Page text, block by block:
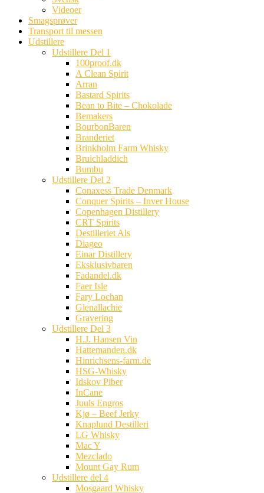
Videoer
Smagsprøver
Transport til messen
Udstillere
Udstillere Del 1
100proof.dk
A Clean Spirit
Arran
Bastard Spirits
Bean to Bite – Chokolade
Bemakers
BourbonBaren
Branderiet
Brinkholm Farm Whisky
Bruichladdich
Bumbu
Udstillere Del 2
Conaxess Trade Denmark
Conquer Spirits – Inver House
Copenhagen Distillery
CRT Spirits
Destilleriet Als
Diageo
Einar Distillery
Eksklusivbaren
Fadandel.dk
Faer Isle
Fary Lochan
Glenallachie
Gravering
Udstillere Del 3
H.J. Hansen Vin
Hattemanden.dk
Hinrichsens-farm.de
HSG-Whisky
Idskov Piber
InCane
Juuls Engros
Kjø – Beef Jerky
Knaplund Destilleri
LG Whisky
Mac Y
Mezclado
Mount Gay Rum
Udstillere del 4
Mosgaard Whisky